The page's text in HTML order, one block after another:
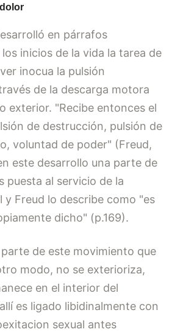
en párrafos
inicios de la vida la tarea de
inocua la pulsión
de la descarga motora
exterior. "Recibe entonces el
de destrucción, pulsión de
voluntad de poder" (Freud,
este desarrollo una parte de
puesta al servicio de la
y Freud lo describe como "es
dicho" (p.169).
de este movimiento que
modo, no se exterioriza,
en el interior del
es ligado libidinalmente con
sexual antes